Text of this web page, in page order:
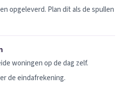
opgeleverd. Plan dit als de spullen
woningen op de dag zelf.
de eindafrekening.